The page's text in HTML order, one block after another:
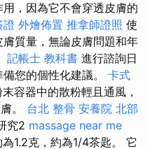
，因為它不會穿透皮膚的
證 外燴佈置 推拿師證照 使
質量，無論皮膚問題和年
記帳士 教科書 進行諮詢日
您的個性化建議。 卡式
容器中的散粉輕且通風，
。 台北 整骨 安養院 北部
究2 massage near me
1.2克，約為1/4茶匙。 它